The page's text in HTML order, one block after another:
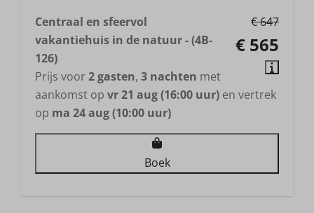
€ 647
€ 565
Centraal en sfeervol
vakantiehuis in de natuur - (4B-
126)
Prijs voor2 gasten, 3 nachten met
aankomst op vr 21 aug (16:00 uur) en vertrek
op ma 24 aug (10:00 uur)
Boek